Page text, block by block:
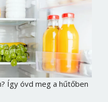
Így óvd meg a hűtőben